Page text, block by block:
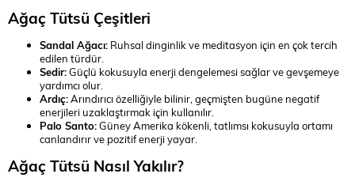
Ağaç Tütsü Çeşitleri
Sandal Ağacı: Ruhsal dinginlik ve meditasyon için en çok tercih
edilen türdür.
Sedir:Güçlü kokusuyla enerji dengelemesi sağlar ve gevşemeye
yardımcı olur.
Ardıç:Arındırıcı özelliğiyle bilinir, geçmişten bugüne negatif
enerjileri uzaklaştırmak için kullanılır.
Palo Santo:Güney Amerika kökenli, tatlımsı kokusuyla ortamı
canlandırır ve pozitif enerji yayar.
Ağaç Tütsü Nasıl Yakılır?